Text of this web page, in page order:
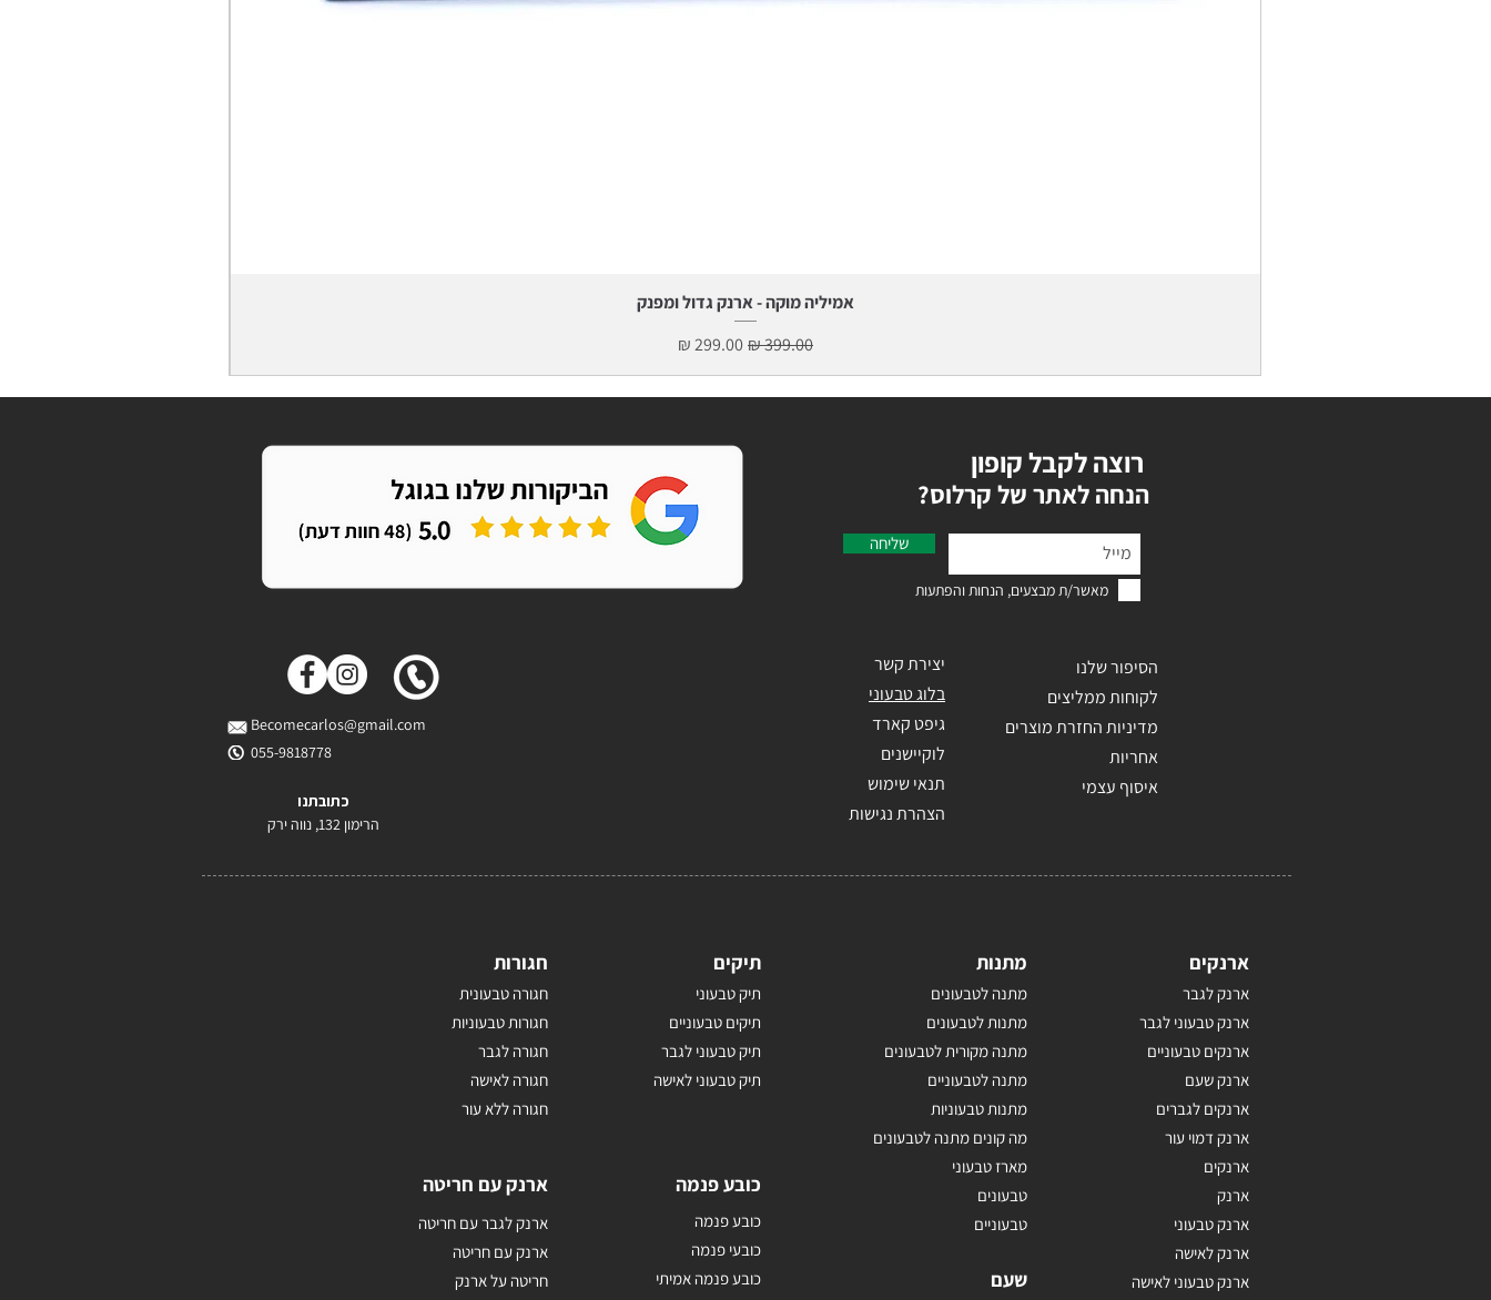
תצוגה מהירה
אמיליה מוקה - ארנק גדול ומפנק
מחיר רגיל מחיר מבצע
Becomecarlos@gmail.com
055-9818778
כתובתנו
הרימון 132, נווה ירק
רוצה לקבל קופון
?הנחה לאתר של קרלוס
שליחה
מאשר/ת מבצעים, הנחות והפתעות
יצירת קשר
בלוג טבעוני
גיפט קארד
לוקיישנים
תנאי שימוש
הצהרת נגישות
הסיפור שלנו
לקוחות ממליצים
מדיניות החזרת מוצרים
אחריות
איסוף עצמי
חגורות
חגורה טבעונית
חגורות טבעוניות
חגורה לגבר
חגורה לאישה
חגורה ללא עור
תיקים
תיק טבעוני
תיקים טבעוניים
תיק טבעוני לגבר
תיק טבעוני לאישה
ארנק עם חריטה
ארנק לגבר עם חריטה
ארנק עם חריטה
חריטה על ארנק
כובע פנמה
כובע פנמה
כובעי פנמה
כובע פנמה אמיתי
מתנות
מתנה לטבעונים
מתנות לטבעונים
מתנה מקורית לטבעונים
מתנה לטבעוניים
מתנות טבעוניות
מה קונים מתנה לטבעונים
מארז טבעוני
טבעונים
טבעוניים
שעם
ארנקים
ארנק לגבר
ארנק טבעוני לגבר
ארנקים טבעוניים
ארנק שעם
ארנקים לגברים
ארנק דמוי עור
ארנקים
ארנק
ארנק טבעוני
ארנק לאישה
ארנק טבעוני לאישה